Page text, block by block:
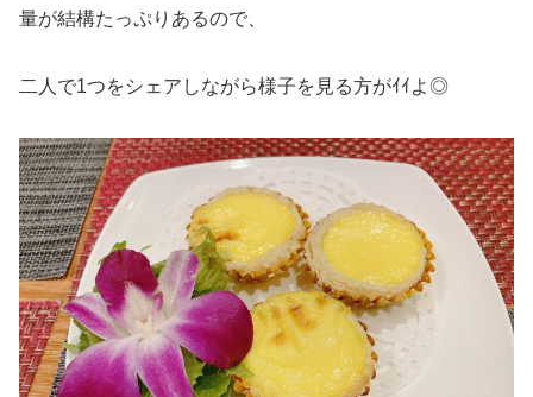
量が結構たっぷりあるので、
二人で1つをシェアしながら様子を見る方がｲｲよ◎